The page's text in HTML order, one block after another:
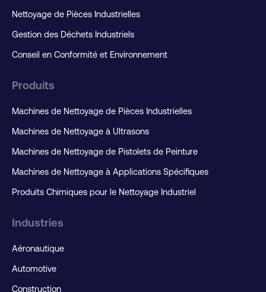
Nettoyage de Pièces Industrielles
Gestion des Déchets Industriels
Conseil en Conformité et Environnement
Produits
Machines de Nettoyage de Pièces Industrielles
Machines de Nettoyage à Ultrasons
Machines de Nettoyage de Pistolets de Peinture
Machines de Nettoyage à Applications Spécifiques
Produits Chimiques pour le Nettoyage Industriel
Industries
Aéronautique
Automotive
Construction